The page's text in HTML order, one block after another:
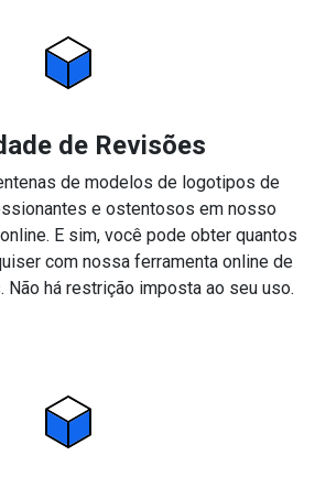
de Revisões
de modelos de logotipos de
e ostentosos em nosso
E sim, você pode obter quantos
com nossa ferramenta online de
há restrição imposta ao seu uso.